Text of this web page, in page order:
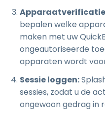
bepalen welke
maken met uw
ongeautoriseerde
apparaten wordt
Sessie loggen:
sessies, zodat u de
ongewoon gedrag in